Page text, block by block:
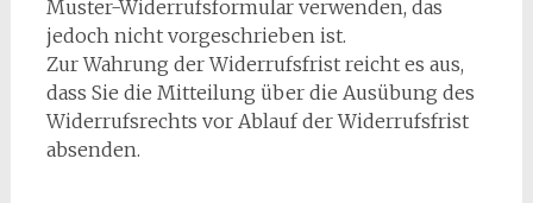
Muster-Widerrufsformular verwenden, das
jedoch nicht vorgeschrieben ist.
Zur Wahrung der Widerrufsfrist reicht es aus,
dass Sie die Mitteilung über die Ausübung des
Widerrufsrechts vor Ablauf der Widerrufsfrist
absenden.